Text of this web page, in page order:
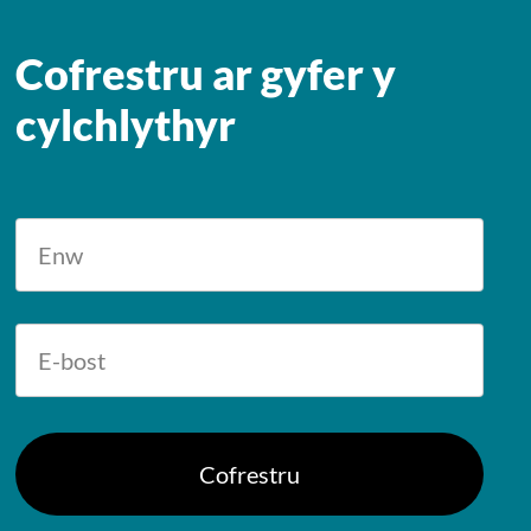
Cofrestru ar gyfer y
cylchlythyr